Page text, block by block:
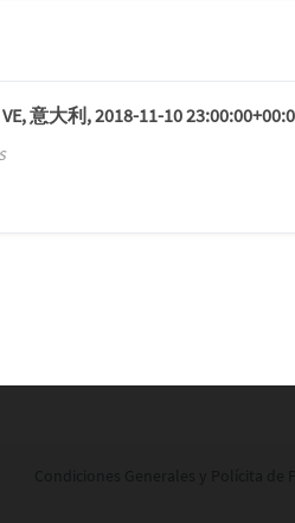
意大利, 2018-11-10